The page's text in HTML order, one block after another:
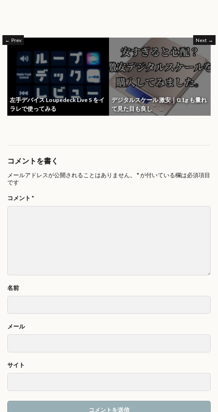
Prev
左手デバイス Loupedeck Live S をイ
ラレで使ってみる
Next
デジタルスケール 激安｜0.1g も量れ
て見た目も良し
コメントを書く
メールアドレスが公開されることはありません。 *が付いている欄は必須項目
です
コメント *
名前
メール
サイト